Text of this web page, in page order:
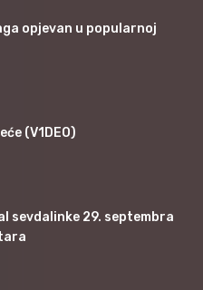
opjevan u popularnoj
(V1DEO)
sevdalinke 29. septembra